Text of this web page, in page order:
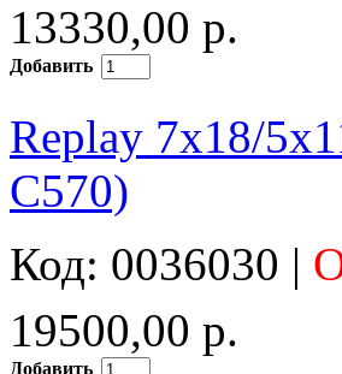
13330,00 р.
Добавить
Replay 7x18/
C570)
Код: 0036030 |
19500,00 р.
Добавить